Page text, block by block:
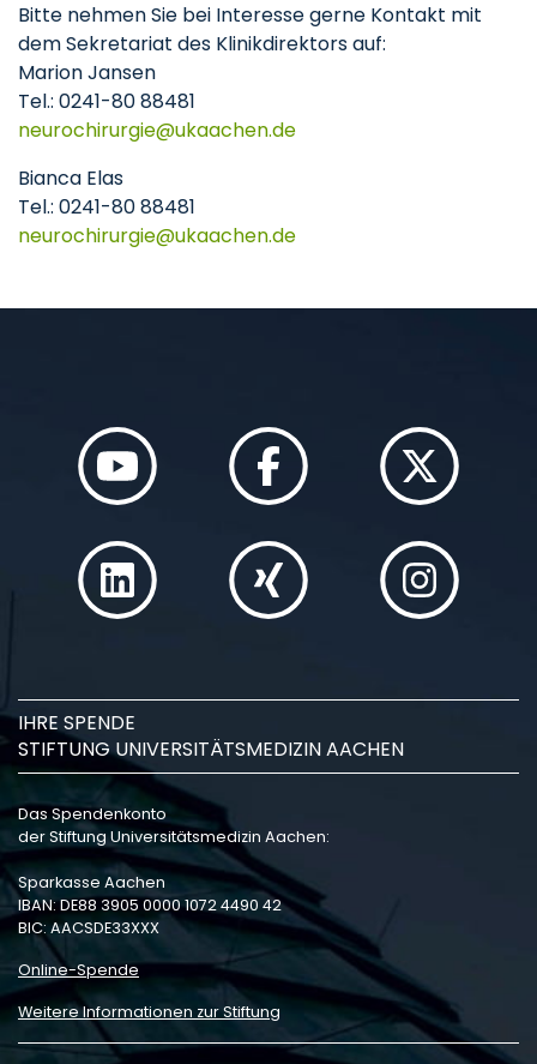
Bitte nehmen Sie bei Interesse gerne Kontakt mit
dem Sekretariat des Klinikdirektors auf:
Marion Jansen
Tel.: 0241-80 88481
neurochirurgie
ukaachende
Bianca Elas
Tel.: 0241-80 88481
neurochirurgie
ukaachende
IHRE SPENDE
STIFTUNG UNIVERSITÄTSMEDIZIN AACHEN
Das Spendenkonto
der Stiftung Universitätsmedizin Aachen:
Sparkasse Aachen
IBAN: DE88 3905 0000 1072 4490 42
BIC: AACSDE33XXX
Online-Spende
Weitere Informationen zur Stiftung